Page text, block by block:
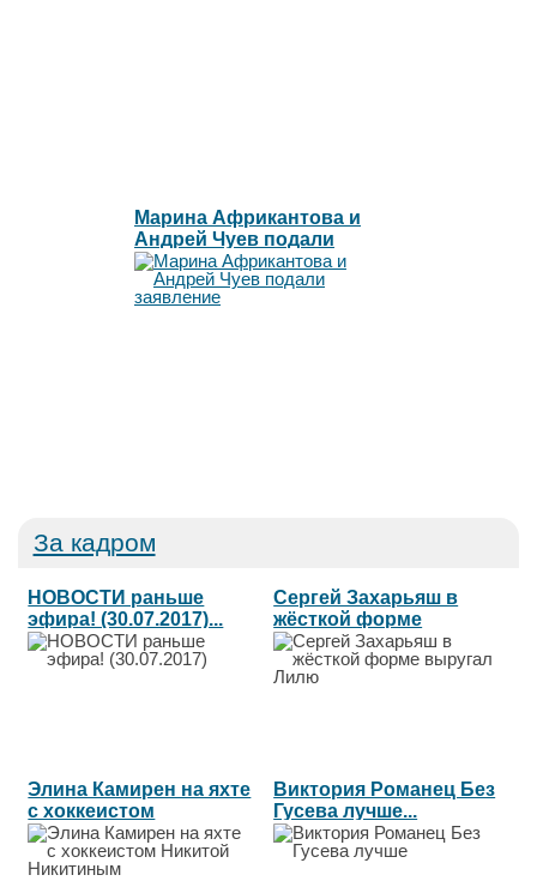
Марина Африкантова и
Андрей Чуев подали
заявление
За кадром
НОВОСТИ раньше
эфира! (30.07.2017)...
Сергей Захарьяш в
жёсткой форме
выругал Лилю...
Элина Камирен на яхте
с хоккеистом
Никитой...
Виктория Романец Без
Гусева лучше...